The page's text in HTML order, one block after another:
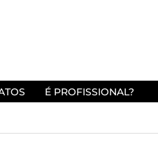
É PROFISSIONAL?